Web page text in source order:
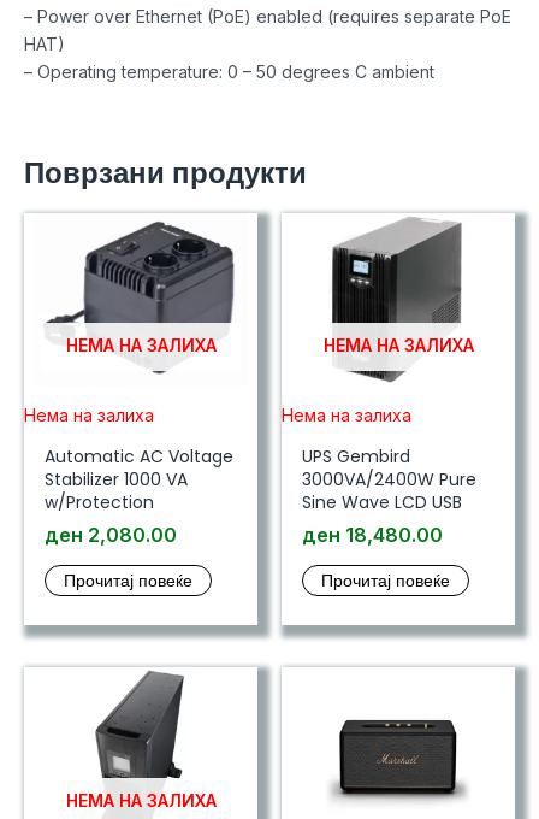
– Power over Ethernet (PoE) enabled (requires separate PoE
HAT)
– Operating temperature: 0 – 50 degrees C ambient
Поврзани продукти
НЕМА НА ЗАЛИХА
Нема на залиха
Automatic AC Voltage
Stabilizer 1000 VA
w/Protection
ден 2,080.00
Прочитај повеќе
НЕМА НА ЗАЛИХА
Нема на залиха
UPS Gembird
3000VA/2400W Pure
Sine Wave LCD USB
ден 18,480.00
Прочитај повеќе
НЕМА НА ЗАЛИХА